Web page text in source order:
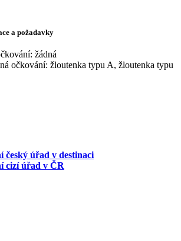
a požadavky
žádná
očkování: žloutenka typu A, žloutenka typu
český úřad v destinaci
cizí úřad v ČR